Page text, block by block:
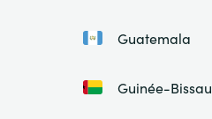
Guatemala
Guinée-Bissau